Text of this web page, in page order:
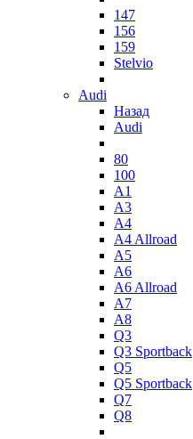
147
156
159
Stelvio
Audi
Назад
Audi
80
100
A1
A3
A4
A4 Allroad
A5
A6
A6 Allroad
A7
A8
Q3
Q3 Sportback
Q5
Q5 Sportback
Q7
Q8